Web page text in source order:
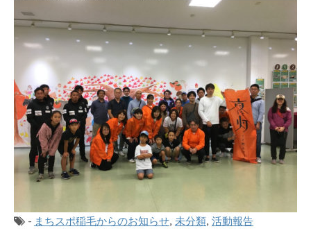
- まちスポ稲毛からのお知らせ, 未分類, 活動報告